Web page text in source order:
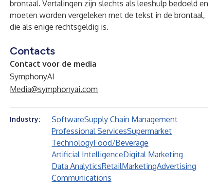
brontaal. Vertalingen zijn slechts als leeshulp bedoeld en
moeten worden vergeleken met de tekst in de brontaal,
die als enige rechtsgeldig is.
Contacts
Contact voor de media
SymphonyAI
Media@symphonyai.com
Industry: SoftwareSupply Chain Management
Professional ServicesSupermarket
TechnologyFood/Beverage
Artificial IntelligenceDigital Marketing
Data AnalyticsRetailMarketingAdvertising
Communications